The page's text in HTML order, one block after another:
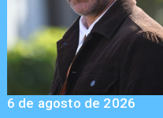
6 de agosto de 2026